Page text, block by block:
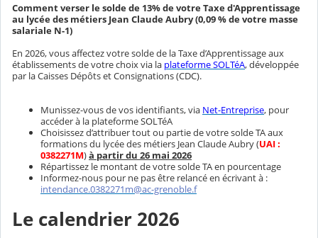
Comment verser le solde de 13% de votre Taxe d'Apprentissage
au lycée des métiers Jean Claude Aubry (0,09 % de votre masse
salariale N-1)
En 2026, vous affectez votre solde de la Taxe d’Apprentissage aux
établissements de votre choix via la plateforme SOLTéA, développée
par la Caisses Dépôts et Consignations (CDC).
Munissez-vous de vos identifiants, via Net-Entreprise, pour
accéder à la plateforme SOLTéA
Choisissez d’attribuer tout ou partie de votre solde TA aux
formations du lycée des métiers Jean Claude Aubry (UAI :
0382271M)à partir du 26 mai 2026
Répartissez le montant de votre solde TA en pourcentage
Informez-nous pour ne pas être relancé en écrivant à :
intendance.0382271m@ac-grenoble.f
Le calendrier 2026